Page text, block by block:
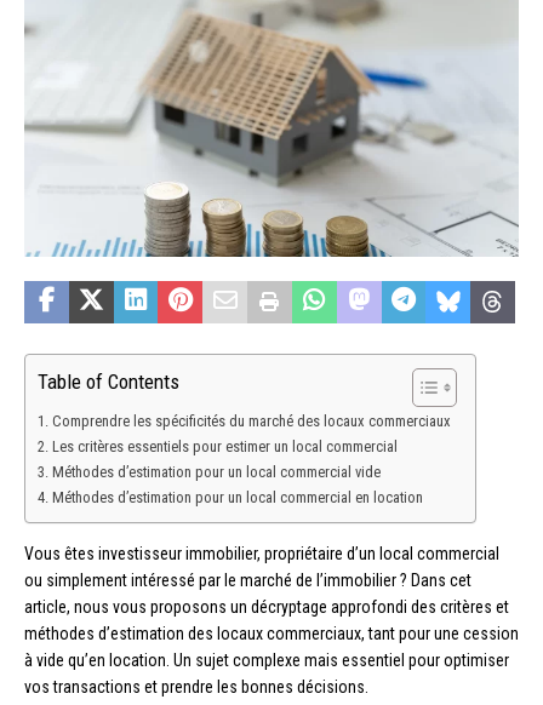
Table of Contents
Comprendre les spécificités du marché des locaux commerciaux
Les critères essentiels pour estimer un local commercial
Méthodes d’estimation pour un local commercial vide
Méthodes d’estimation pour un local commercial en location
Vous êtes investisseur immobilier, propriétaire d’un local commercial
ou simplement intéressé par le marché de l’immobilier ? Dans cet
article, nous vous proposons un décryptage approfondi des critères et
méthodes d’estimation des locaux commerciaux, tant pour une cession
à vide qu’en location. Un sujet complexe mais essentiel pour optimiser
vos transactions et prendre les bonnes décisions.